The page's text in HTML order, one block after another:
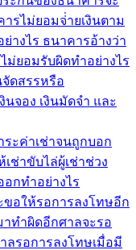
รไม่ยอมจ่่ายเงินตาม
างไร ธนาคารอ้างว่า
ม่ยอมรับผิดทำอย่างไร
ดสรรหรือ
จอง เงินมัดจำ และ
ระค่าเช่าจนถูกบอก
ช่าขับไล่ผู้เช่าช่วง
กทำอย่างไร
ขอให้รอการลงโทษอีก
ทำผิดอีกศาลจะรอ
ลรอการลงโทษเมื่อมี